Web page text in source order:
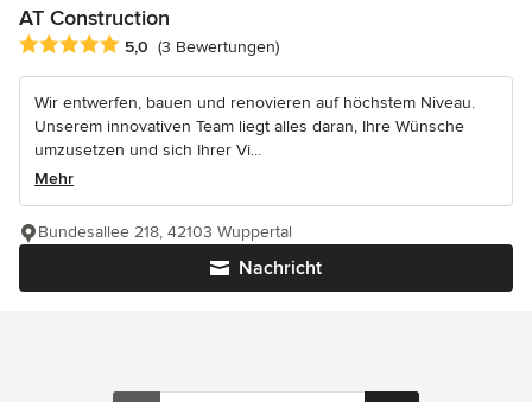
AT Construction
Durchschnittliche Bewertung: 5 von 5 Sternen
5,0 (3 Bewertungen)
Wir entwerfen, bauen und renovieren auf höchstem Niveau.
Unserem innovativen Team liegt alles daran, Ihre Wünsche
umzusetzen und sich Ihrer Vi...
Mehr
Nachricht
Bundesallee 218, 42103 Wuppertal